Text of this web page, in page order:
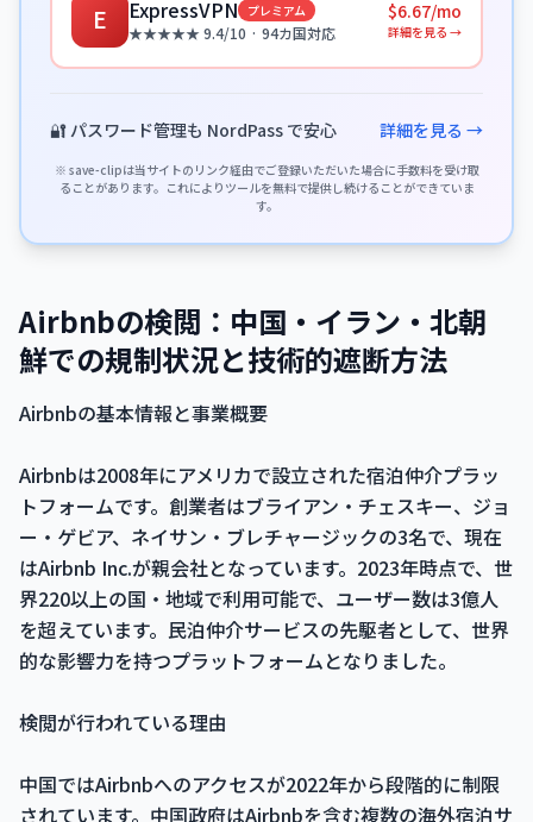
E ExpressVPN プレミアム
★★★★★ 9.4/10 · 94カ国対応
$6.67/mo
詳細を見る →
🔐 パスワード管理も NordPass で安心 詳細を見る →
※ save-clipは当サイトのリンク経由でご登録いただいた場合に手数料を受け取
ることがあります。これによりツールを無料で提供し続けることができていま
す。
Airbnbの検閲：中国・イラン・北朝
鮮での規制状況と技術的遮断方法
Airbnbの基本情報と事業概要
Airbnbは2008年にアメリカで設立された宿泊仲介プラッ
トフォームです。創業者はブライアン・チェスキー、ジョ
ー・ゲビア、ネイサン・ブレチャージックの3名で、現在
はAirbnb Inc.が親会社となっています。2023年時点で、世
界220以上の国・地域で利用可能で、ユーザー数は3億人
を超えています。民泊仲介サービスの先駆者として、世界
的な影響力を持つプラットフォームとなりました。
検閲が行われている理由
中国ではAirbnbへのアクセスが2022年から段階的に制限
されています。中国政府はAirbnbを含む複数の海外宿泊サ